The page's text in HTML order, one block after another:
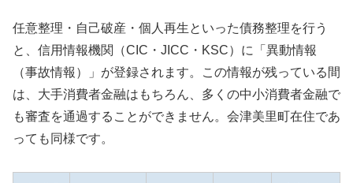
任意整理・自己破産・個人再生といった債務整理を行う
と、信用情報機関（CIC・JICC・KSC）に「異動情報
（事故情報）」が登録されます。この情報が残っている間
は、大手消費者金融はもちろん、多くの中小消費者金融で
も審査を通過することができません。会津美里町在住であ
っても同様です。